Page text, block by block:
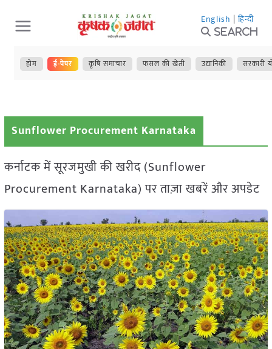
Skip
to
content
English | हिन्दी
Search
होम ई-पेपर कृषि समाचार फसल की खेती उद्यानिकी सरकारी
Sunflower Procurement Karnataka
कर्नाटक में सूरजमुखी की खरीद (Sunflower
Procurement Karnataka) पर ताज़ा खबरें और अपडेट